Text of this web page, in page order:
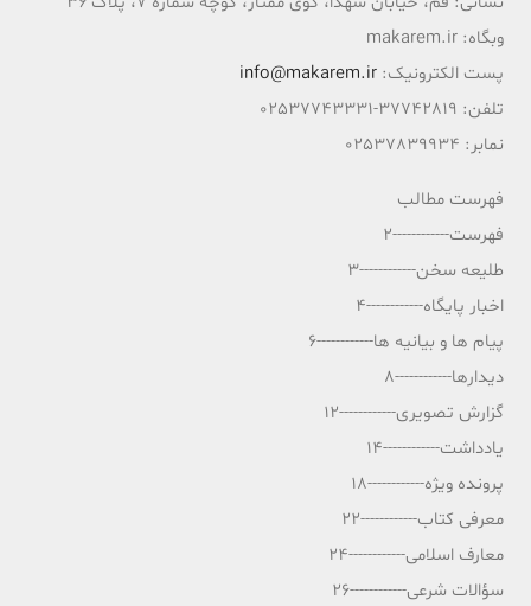
وبگاه: makarem.ir
پست الکترونیک: info@makarem.ir
تلفن: 37742819-02537743331
نمابر: 02537839934
فهرست مطالب
فهرست------------2
طلیعه سخن------------3
اخبار پایگاه------------4
پیام ها و بیانیه ها------------6
دیدارها------------8
گزارش تصویری------------12
یادداشت------------14
پرونده ویژه------------18
معرفی کتاب------------22
معارف اسلامی------------24
سؤالات شرعی------------26